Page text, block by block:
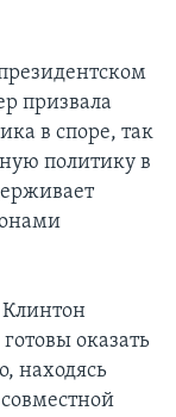
призвала
в споре, так
политику в
Клинтон
оказать
находясь